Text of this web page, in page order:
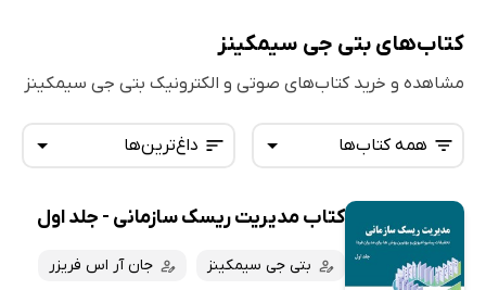
کتاب‌های بتی جی سیمکینز
مشاهده و خرید کتاب‌های صوتی و الکترونیک بتی جی سیمکینز
داغ‌ترین‌ها
تازه‌ها
داغ‌ترین‌ها
همه کتاب‌ها
همه کتاب‌ها
کتاب‌های صوتی
کتاب مدیریت ریسک سازمانی - جلد اول
بتی جی سیمکینز جان آر اس فریزر